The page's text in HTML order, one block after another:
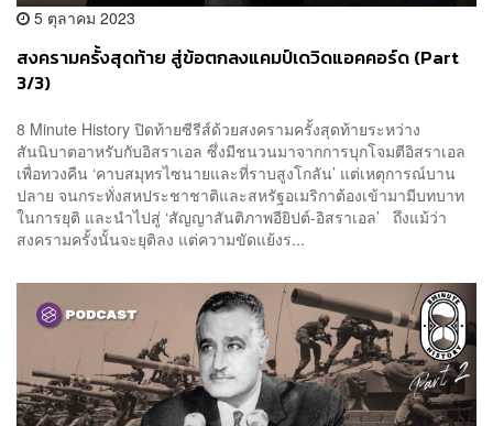
5 ตุลาคม 2023
สงครามครั้งสุดท้าย สู่ข้อตกลงแคมป์เดวิดแอคคอร์ด (Part
3/3)
8 Minute History ปิดท้ายซีรีส์ด้วยสงครามครั้งสุดท้ายระหว่าง
สันนิบาตอาหรับกับอิสราเอล ซึ่งมีชนวนมาจากการบุกโจมตีอิสราเอล
เพื่อทวงคืน ‘คาบสมุทรไซนายและที่ราบสูงโกลัน’ แต่เหตุการณ์บาน
ปลาย จนกระทั่งสหประชาชาติและสหรัฐอเมริกาต้องเข้ามามีบทบาท
ในการยุติ และนำไปสู่ ‘สัญญาสันติภาพอียิปต์-อิสราเอล’ ถึงแม้ว่า
สงครามครั้งนั้นจะยุติลง แต่ความขัดแย้งร...